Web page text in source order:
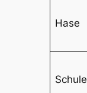
Hase
Schule